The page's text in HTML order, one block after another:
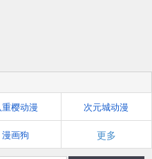
重樱动漫 次元城动漫
漫画狗 更多